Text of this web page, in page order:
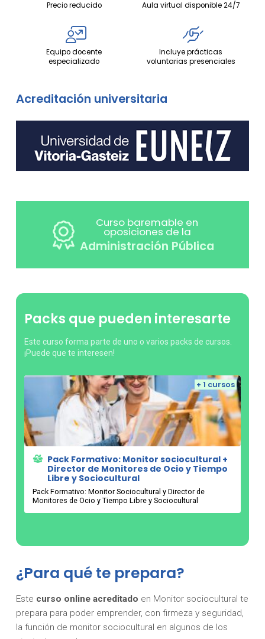
Precio reducido Aula virtual disponible 24/7
Equipo docente
especializado
Incluye prácticas
voluntarias presenciales
Acreditación universitaria
Curso baremable en
oposiciones de la
Administración Pública
Packs que pueden interesarte
Este curso forma parte de uno o varios packs de cursos.
¡Puede que te interesen!
+ 1 cursos
Pack Formativo: Monitor sociocultural +
Director de Monitores de Ocio y Tiempo
Libre y Sociocultural
Pack Formativo: Monitor Sociocultural y Director de
Monitores de Ocio y Tiempo Libre y Sociocultural
¿Para qué te prepara?
Este curso online acreditado en Monitor sociocultural te
prepara para poder emprender, con firmeza y seguridad,
la función de monitor sociocultural en algunos de los